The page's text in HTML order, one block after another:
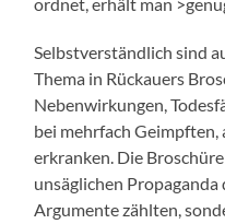
Selbstverständlich sind
Thema in Rückauers
Nebenwirkungen,
bei mehrfach Geimpften,
erkranken. Die
unsäglichen
Argumente zählten,